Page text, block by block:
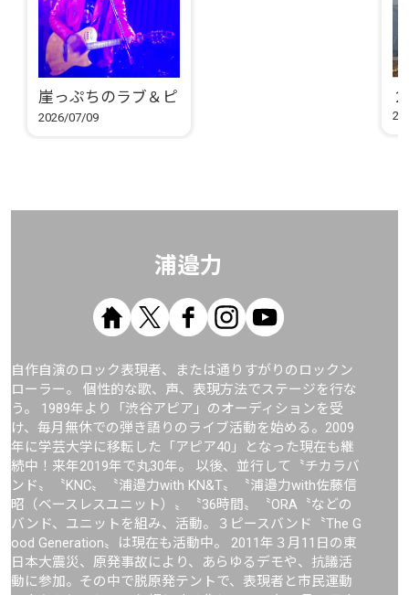
崖っぷちのラブ＆ピ
ース
2026/07/09
浦邉力
自作自演のロック表現者、または通りすがりのロックン
ローラー。 個性的な歌、声、表現方法でステージを行な
う。 1989年より「渋谷アピア」のオーディションを受
け、毎月無休での弾き語りのライブ活動を始める。2009
年に学芸大学に移転した「アピア40」となった現在も継
続中！来年2019年で丸30年。 以後、並行して〝チカラバ
ンド〟〝KNC〟〝浦邉力with KN&T〟〝浦邉力with佐藤信
昭（ベースレスユニット）〟〝36時間〟〝ORA〝などの
バンド、ユニットを組み、活動。３ピースバンド〝The G
ood Generation〟は現在も活動中。 2011年３月11日の東
日本大震災、原発事故により、あらゆるデモや、抗議活
動に参加。その中で脱原発テントで、表現者と市民運動